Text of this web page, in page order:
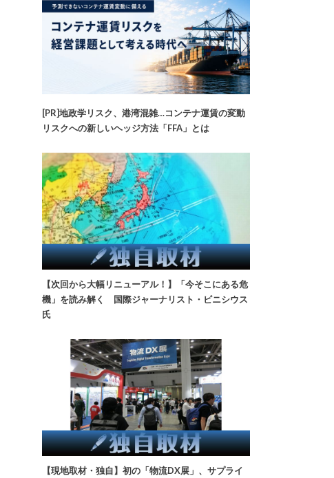
[PR]地政学リスク、港湾混雑…コンテナ運賃の変動
リスクへの新しいヘッジ方法「FFA」とは
【次回から大幅リニューアル！】「今そこにある危
機」を読み解く 国際ジャーナリスト・ビニシウス
氏
【現地取材・独自】初の「物流DX展」、サプライ